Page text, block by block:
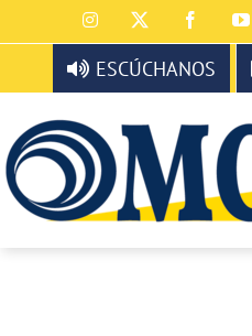
al
contenido
Instagram
ESCÚCHANOS